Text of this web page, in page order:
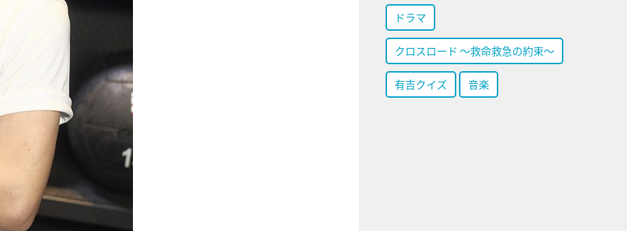
ドラマ
クロスロード ～救命救急の約束～
有吉クイズ 音楽